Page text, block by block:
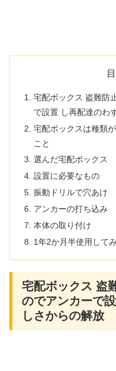
宅配ボックス 盗難防
で設置 し再配達のわ
宅配ボックスは種類
こと
選んだ宅配ボックス
設置に必要なもの
振動ドリルで穴あけ
アンカーの打ち込み
本体の取り付け
1年2か月半使用して
宅配ボックス 盗
のでアンカーで
しさからの解放